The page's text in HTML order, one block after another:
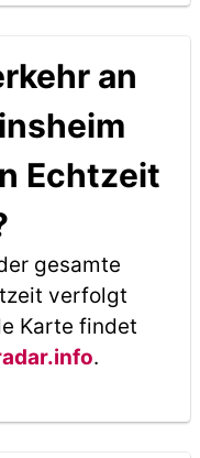
an
Echtzeit
gesamte
verfolgt
Karte findet
.